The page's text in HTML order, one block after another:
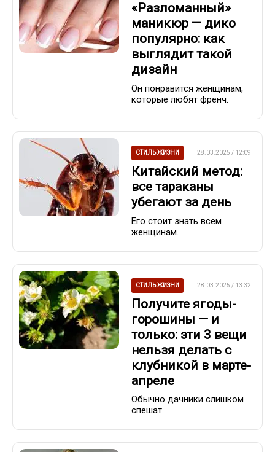
«Разломанный»
маникюр — дико
популярно: как
выглядит такой
дизайн
Он понравится женщинам,
которые любят френч.
СТИЛЬ ЖИЗНИ 28.03.2025 / 12:09
Китайский метод:
все тараканы
убегают за день
Его стоит знать всем
женщинам.
СТИЛЬ ЖИЗНИ 28.03.2025 / 13:32
Получите ягоды-
горошины — и
только: эти 3 вещи
нельзя делать с
клубникой в марте-
апреле
Обычно дачники слишком
спешат.